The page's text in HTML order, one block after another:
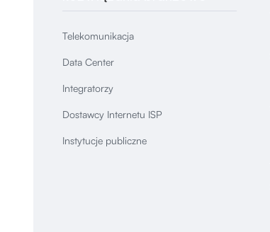
Telekomunikacja
Data Center
Integratorzy
Dostawcy Internetu ISP
Instytucje publiczne